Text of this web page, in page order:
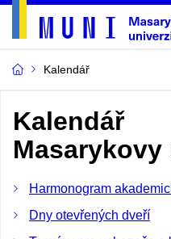
Kalendář
Kalendář
Harmonogram
Dny otevřených dveří